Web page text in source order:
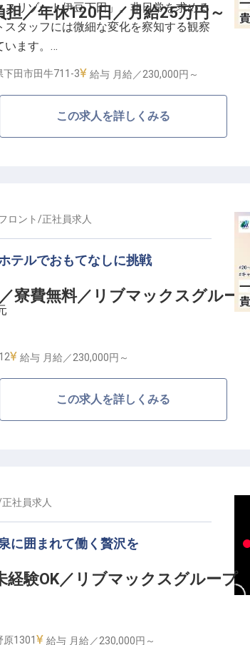
／年休120日／月給25万円～
リゾート伊豆下田」。非日常を求める
タッフには微細な変化を察知する観察
ます。
作からニーズを汲み取り、先回りして
しのプロとして輝きませんか。
フステージの変遷に沿った柔軟な働き
フェッショナルとしての介在価値を追
しています。
下田市田牛711-3 給与 月給／230,000円～
この求人を詳しくみる
寮費無料／リブマックスグルー
ロント /正社員求人
テルでおもてなしに挑戦
客室からは、熱海ならではの美しい景
地元産の新鮮な食材を使用した料理を
多彩なビジネスを全国で展開する
に、働くスタッフへ手厚い優遇策を整
担（光熱費等除く）。さらに年間休日
切にしながら心身にゆとりを持って働
にわたる経験を積み、整備された評価
給与 月給／230,000円～
この求人を詳しくみる
験OK／リブマックスグループ
正社員求人
に囲まれて働く贅沢を
1301 給与 月給／230,000円～